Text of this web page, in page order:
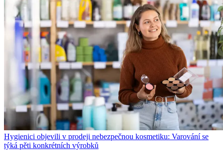
Hygienici objevili v prodeji nebezpečnou kosmetiku: Varování se
týká pěti konkrétních výrobků